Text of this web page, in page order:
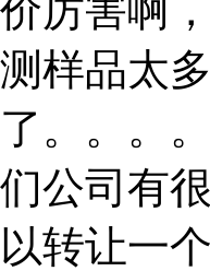
价厉害啊
测样品太多
了。。。
们公司有
以转让一